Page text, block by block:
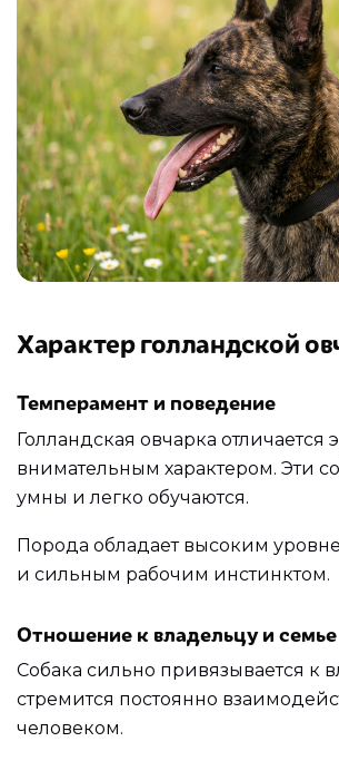
Характер голландской
Темперамент и поведение
Голландская овчарка
внимательным характером. Эти
умны и легко обучаются.
Порода обладает высоким
и сильным рабочим инстинктом.
Отношение к владельцу и семье
Собака сильно привязывается к
стремится постоянно
человеком.